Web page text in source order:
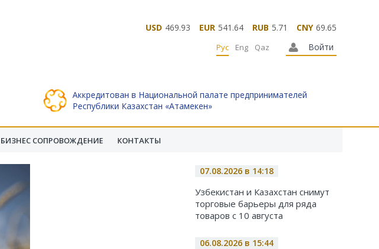
USD 469.93 EUR 541.64 RUB 5.71 CNY 69.65
Войти
Рус Eng Qaz
Аккредитован в Национальной палате предпринимателей
Республики Казахстан «Атамекен»
БИЗНЕС СОПРОВОЖДЕНИЕ КОНТАКТЫ
07.08.2026 в 14:18
Узбекистан и Казахстан снимут
торговые барьеры для ряда
товаров с 10 августа
06.08.2026 в 15:44